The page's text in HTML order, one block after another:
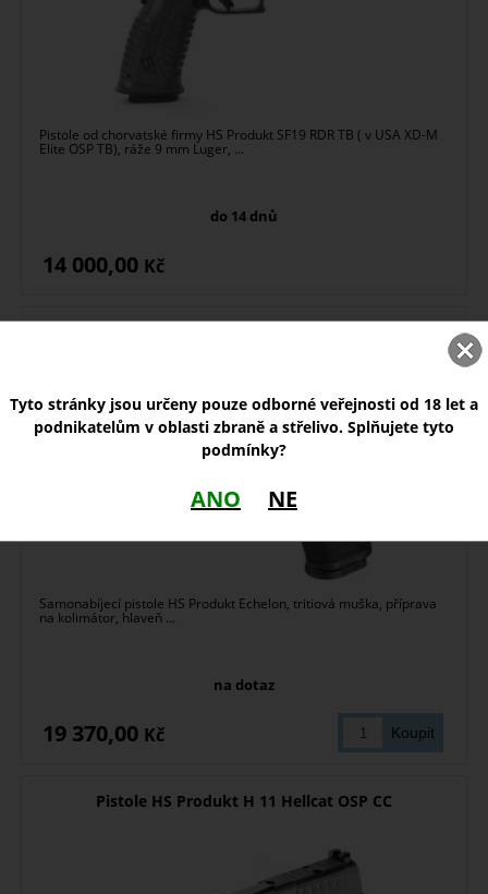
Pistole od chorvatské firmy HS Produkt SF19 RDR TB ( v USA XD-M
Elite OSP TB), ráže 9 mm Luger, ...
do 14 dnů
14 000,00 Kč
Samonabíjecí pistole HS Produkt Echelon, tritiová muška, příprava
na kolimátor, hlaveň ...
na dotaz
19 370,00 Kč
Pistole HS Produkt H 11 Hellcat OSP CC
Tyto stránky jsou určeny pouze odborné veřejnosti od 18 let a
podnikatelům v oblasti zbraně a střelivo. Splňujete tyto
podmínky?
ANO NE